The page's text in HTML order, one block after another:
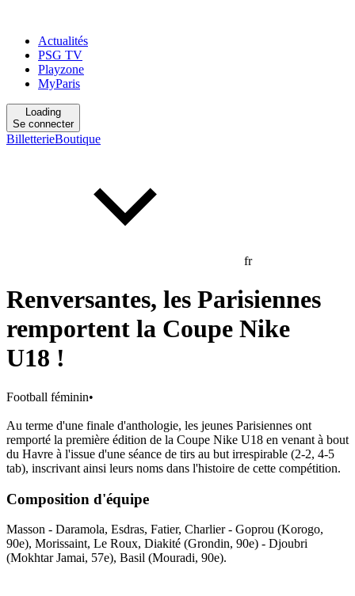
Actualités
PSG TV
Playzone
MyParis
Loading
Se connecter
BilletterieBoutique
fr
Renversantes, les Parisiennes
remportent la Coupe Nike
U18 !
Football féminin•
Au terme d'une finale d'anthologie, les jeunes Parisiennes ont
remporté la première édition de la Coupe Nike U18 en venant à bout
du Havre à l'issue d'une séance de tirs au but irrespirable (2-2, 4-5
tab), inscrivant ainsi leurs noms dans l'histoire de cette compétition.
Composition d'équipe
Masson - Daramola, Esdras, Fatier, Charlier - Goprou (Korogo,
90e), Morissaint, Le Roux, Diakité (Grondin, 90e) - Djoubri
(Mokhtar Jamai, 57e), Basil (Mouradi, 90e).